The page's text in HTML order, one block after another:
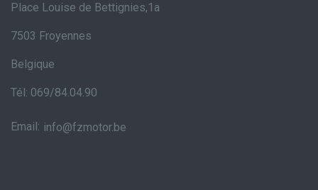
Place Louise de Bettignies,1a
7503 Froyennes
Belgique
Tél: 069/84.04.90
Email: info@fzmotor.be